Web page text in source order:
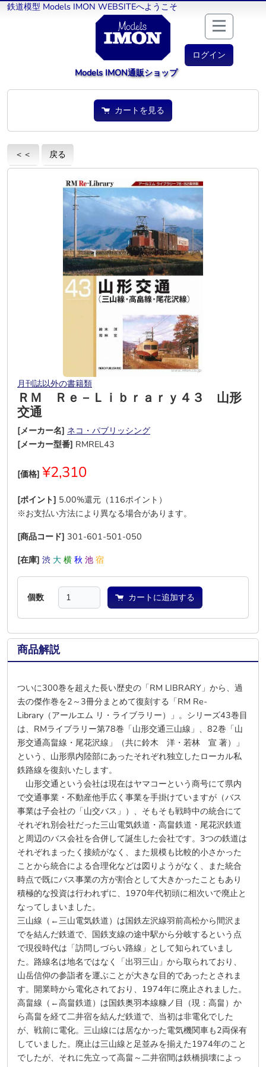
鉄道模型 Models IMON WEBSITEへようこそ
ログイン
Models IMON通販ショップ
カートを見る
＜＜ 戻る
月刊誌以外の書籍類
ＲＭ Ｒｅ－Ｌｉｂｒａｒｙ４３ 山形
交通
[メーカー名] ネコ・パブリッシング
[メーカー型番] RMREL43
[価格] ¥2,310
[ポイント] 5.00%還元（116ポイント）
※お支払い方法により異なる場合があります。
[商品コード] 301-601-501-050
[在庫] 渋 大 横 秋 池 宿
個数 カートに追加する
商品解説
ついに300巻を超えた長い歴史の「RM LIBRARY」から、過
去の傑作巻を2～3冊分まとめて復刻する「RM Re-
Library（アールエム リ・ライブラリー）」。シリーズ43巻目
は、RMライブラリー第78巻「山形交通三山線」、82巻「山
形交通高畠線・尾花沢線」（共に鈴木 洋・若林 宣 著）」
という、山形県内陸部にあったそれぞれ独立したローカル私
鉄路線を復刻いたします。
山形交通という会社は現在はヤマコーという商号にて県内
で交通事業・不動産他手広く事業を手掛けていますが（バス
事業は子会社の「山交バス」）、そもそも戦時中の統合にて
それぞれ別会社だった三山電気鉄道・高畠鉄道・尾花沢鉄道
と周辺のバス会社を合併して誕生した会社です。3つの鉄道は
それぞれまったく接続がなく、また規模も比較的小さかった
ことから統合による合理化などは図りようがなく、また統合
時点で既にバス事業の方が割合として大きかったこともあり
積極的な投資は行われずに、1970年代初頭に相次いで廃止と
なってしまいました。
三山線（←三山電気鉄道）は国鉄左沢線羽前高松から間沢ま
でを結んだ鉄道で、国鉄支線の途中駅から分岐するという点
で現役時代は「訪問しづらい路線」として知られていまし
た。路線名は地名ではなく「出羽三山」から取られており、
山岳信仰の参詣者を運ぶことが大きな目的であったとされま
す。開業時から電化されており、1974年に廃止されました。
高畠線（←高畠鉄道）は国鉄奥羽本線糠ノ目（現：高畠）か
ら高畠を経て二井宿を結んだ鉄道で、当初は非電化でした
が、戦前に電化。三山線には居なかった電気機関車も2両保有
していました。廃止は三山線と足並みを揃えた1974年のこと
でしたが、それに先立って高畠～二井宿間は鉄橋損壊によっ